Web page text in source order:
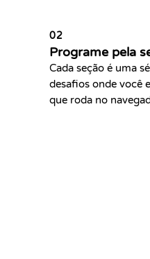
02
Programe pela
Cada seção é uma
desafios onde você
que roda no